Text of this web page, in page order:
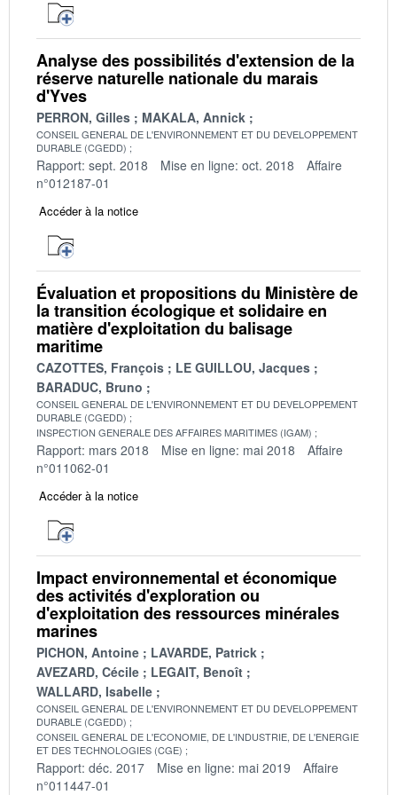
Analyse des possibilités d'extension de la
réserve naturelle nationale du marais
d'Yves
PERRON, Gilles MAKALA, Annick
CONSEIL GENERAL DE L'ENVIRONNEMENT ET DU DEVELOPPEMENT
DURABLE (CGEDD)
Rapport: sept. 2018 Mise en ligne: oct. 2018
Affaire
n°012187-01
Accéder à la notice
Évaluation et propositions du Ministère de
la transition écologique et solidaire en
matière d'exploitation du balisage
maritime
CAZOTTES, François
LE GUILLOU, Jacques
BARADUC, Bruno
CONSEIL GENERAL DE L'ENVIRONNEMENT ET DU DEVELOPPEMENT
DURABLE (CGEDD)
INSPECTION GENERALE DES AFFAIRES MARITIMES (IGAM)
Rapport: mars 2018 Mise en ligne: mai 2018
Affaire
n°011062-01
Accéder à la notice
Impact environnemental et économique
des activités d'exploration ou
d'exploitation des ressources minérales
marines
PICHON, Antoine
LAVARDE, Patrick
AVEZARD, Cécile
LEGAIT, Benoît
WALLARD, Isabelle
CONSEIL GENERAL DE L'ENVIRONNEMENT ET DU DEVELOPPEMENT
DURABLE (CGEDD)
CONSEIL GENERAL DE L'ECONOMIE, DE L'INDUSTRIE, DE L'ENERGIE
ET DES TECHNOLOGIES (CGE)
Rapport: déc. 2017 Mise en ligne: mai 2019
Affaire
n°011447-01